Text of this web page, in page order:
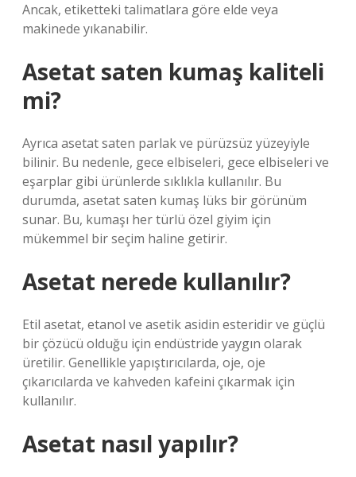
Ancak, etiketteki talimatlara göre elde veya
makinede yıkanabilir.
Asetat saten kumaş kaliteli
mi?
Ayrıca asetat saten parlak ve pürüzsüz yüzeyiyle
bilinir. Bu nedenle, gece elbiseleri, gece elbiseleri ve
eşarplar gibi ürünlerde sıklıkla kullanılır. Bu
durumda, asetat saten kumaş lüks bir görünüm
sunar. Bu, kumaşı her türlü özel giyim için
mükemmel bir seçim haline getirir.
Asetat nerede kullanılır?
Etil asetat, etanol ve asetik asidin esteridir ve güçlü
bir çözücü olduğu için endüstride yaygın olarak
üretilir. Genellikle yapıştırıcılarda, oje, oje
çıkarıcılarda ve kahveden kafeini çıkarmak için
kullanılır.
Asetat nasıl yapılır?